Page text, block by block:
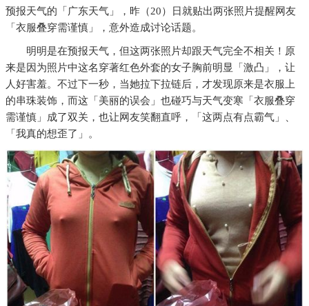
预报天气的「广东天气」，昨（20）日就贴出两张照片提醒网友
「衣服叠穿需谨慎」，意外造成讨论话题。
明明是在预报天气，但这两张照片却跟天气完全不相关！原
来是因为照片中这名穿著红色外套的女子胸前明显「激凸」，让
人好害羞。不过下一秒，当她拉下拉链后，才发现原来是衣服上
的串珠装饰，而这「美丽的误会」也碰巧与天气变寒「衣服叠穿
需谨慎」成了双关，也让网友笑翻直呼，「这两点有点霸气」、
「我真的想歪了」。